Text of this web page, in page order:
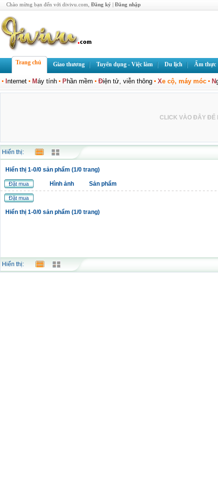
Chào mừng bạn đến với divivu.com, Đăng ký | Đăng nhập
Trang chủ Giao thương Tuyển dụng - Việc làm Du lịch Ẩm thực
nternet Máy tính Phần mềm Điện tử, viễn thông Xe cộ, máy móc N
CLICK VÀO ĐÂY ĐỂ
Hiển thị:
Hiển thị 1-0/0 sản phẩm (1/0 trang)
Đặt mua Hình ảnh Sản phẩm
Đặt mua
Hiển thị 1-0/0 sản phẩm (1/0 trang)
Hiển thị: